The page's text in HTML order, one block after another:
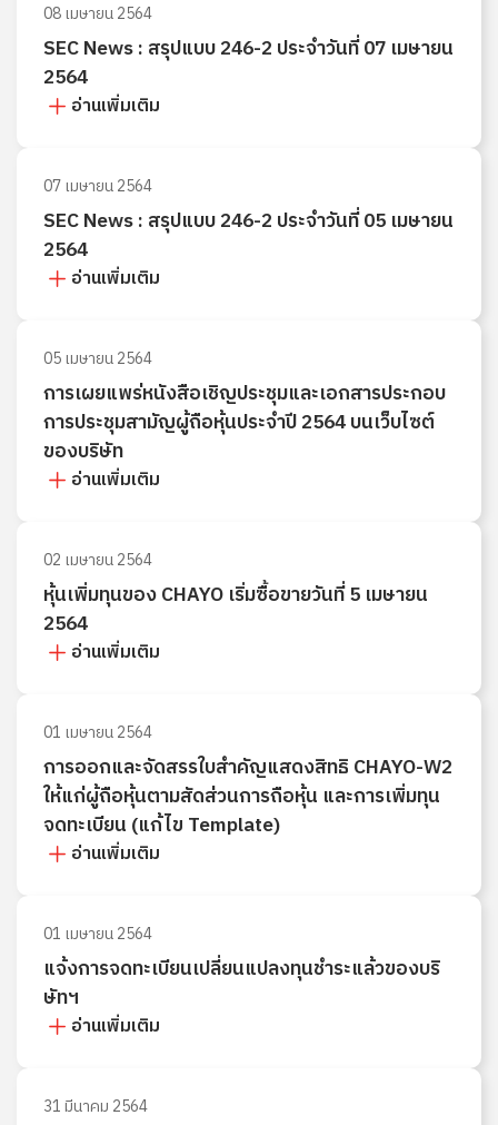
08 เมษายน 2564
SEC News : สรุปแบบ 246-2 ประจำวันที่ 07 เมษายน
2564
อ่านเพิ่มเติม
07 เมษายน 2564
SEC News : สรุปแบบ 246-2 ประจำวันที่ 05 เมษายน
2564
อ่านเพิ่มเติม
05 เมษายน 2564
การเผยแพร่หนังสือเชิญประชุมและเอกสารประกอบ
การประชุมสามัญผู้ถือหุ้นประจำปี 2564 บนเว็บไซต์
ของบริษัท
อ่านเพิ่มเติม
02 เมษายน 2564
หุ้นเพิ่มทุนของ CHAYO เริ่มซื้อขายวันที่ 5 เมษายน
2564
อ่านเพิ่มเติม
01 เมษายน 2564
การออกและจัดสรรใบสำคัญแสดงสิทธิ CHAYO-W2
ให้แก่ผู้ถือหุ้นตามสัดส่วนการถือหุ้น และการเพิ่มทุน
จดทะเบียน (แก้ไข Template)
อ่านเพิ่มเติม
01 เมษายน 2564
แจ้งการจดทะเบียนเปลี่ยนแปลงทุนชำระแล้วของบริ
ษัทฯ
อ่านเพิ่มเติม
31 มีนาคม 2564